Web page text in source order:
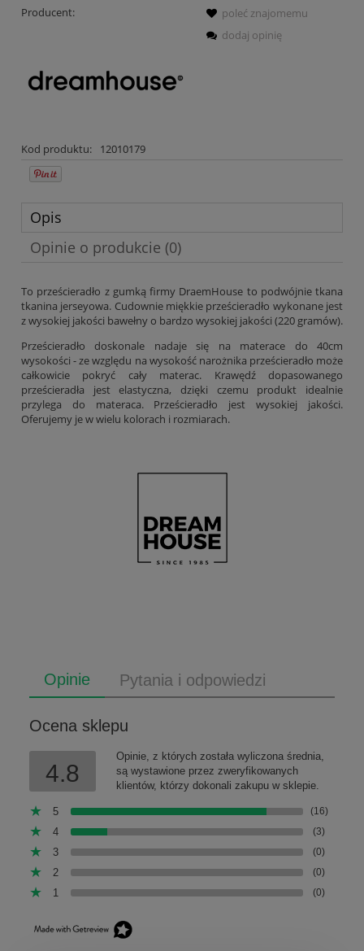
Producent:
Kod produktu: 12010179
poleć znajomemu
dodaj opinię
Opis
Opinie o produkcie (0)
To prześcieradło z gumką firmy DraemHouse to podwójnie tkana
tkanina jerseyowa. Cudownie miękkie prześcieradło wykonane jest
z wysokiej jakości bawełny o bardzo wysokiej jakości (220 gramów).
Prześcieradło doskonale nadaje się na materace do 40cm
wysokości - ze względu na wysokość narożnika prześcieradło może
całkowicie pokryć cały materac. Krawędź dopasowanego
prześcieradła jest elastyczna, dzięki czemu produkt idealnie
przylega do materaca. Prześcieradło jest wysokiej jakości.
Oferujemy je w wielu kolorach i rozmiarach.
Opinie Pytania i odpowiedzi
Ocena sklepu
4.8
Opinie, z których została wyliczona średnia,
są wystawione przez zweryfikowanych
klientów, którzy dokonali zakupu w sklepie.
5 (16)
4 (3)
3 (0)
2 (0)
1 (0)